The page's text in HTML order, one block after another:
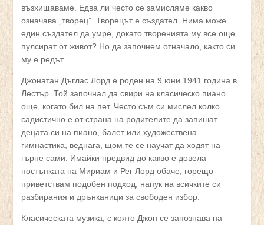
възхищаваме. Едва ли често се замисляме какво
означава „творец”. Творецът е създател. Нима може
един създател да умре, докато творенията му все още
пулсират от живот? Но да започнем отначало, както си
му е редът.
Джонатан Дъглас Лорд е роден на 9 юни 1941 година в
Лестър. Той започнал да свири на класическо пиано
още, когато бил на пет. Често съм си мислел колко
садистично е от страна на родителите да запишат
децата си на пиано, балет или художествена
гимнастика, веднага, щом те се научат да ходят на
гърне сами. Имайки предвид до какво е довела
постъпката на Мириам и Рег Лорд обаче, горещо
приветствам подобен подход, напук на всичките си
разбирания и дрънканици за свободен избор.
Класическата музика, с която Джон се запознава на